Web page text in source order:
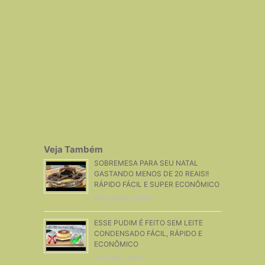
Veja Também
SOBREMESA PARA SEU NATAL
GASTANDO MENOS DE 20 REAIS!!
RÁPIDO FÁCIL E SUPER ECONÔMICO
4 Dezembro, 2024
ESSE PUDIM É FEITO SEM LEITE
CONDENSADO FÁCIL, RÁPIDO E
ECONÔMICO
7 Outubro, 2019